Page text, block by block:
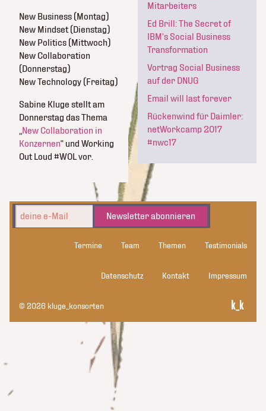
New Business (Montag)
New Mindset (Dienstag)
New Politics (Mittwoch)
New Collaboration
(Donnerstag)
New Technology (Freitag)
Sabine Kluge stellt am
Donnerstag das Thema
„ New Collaboration in
Konzernen“ und Working
Out Loud #WOL vor.
Mitarbeiters
Ed Brill: The Secret of
IBM’s Social Business
Transformation
Vortrag Social Business
auf der DNUG
Email will last forever
Rückenwind für Daimler:
netWorkcamp 2017
#nwc17
Newsletter abonnieren
Termine Team Themen Testimonials
Datenschutz Kontakt Impressum
© 2026 kluge_konsorten